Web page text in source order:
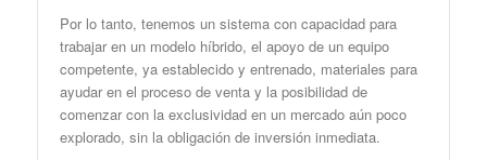
Por lo tanto, tenemos un sistema con capacidad para
trabajar en un modelo híbrido, el apoyo de un equipo
competente, ya establecido y entrenado, materiales para
ayudar en el proceso de venta y la posibilidad de
comenzar con la exclusividad en un mercado aún poco
explorado, sin la obligación de inversión inmediata.